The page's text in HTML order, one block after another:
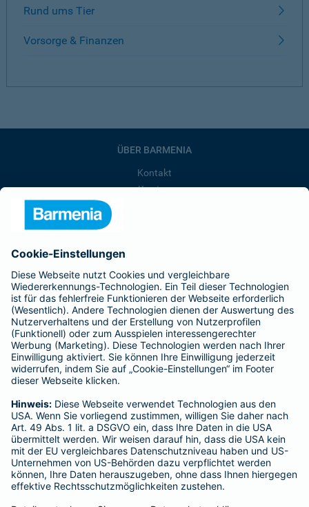
Rund ums Tier
Vorsorge & Finanzen
ÜBER BARMENIA
Kontakt
Karriere
Affiliate-Partner werden
Barmenia ist Teil der BarmeniaGothaer
BELIEBTE SEITEN
Kranken-Zusatzversicherung
Tierversicherungen
Haftpflichtversicherung
Hausratversicherung
SERVICE
Adresse ändern
Schaden melden
Kilometerstandsmeldung
Serviceübersicht